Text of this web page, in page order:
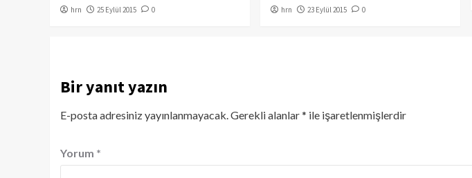
hrn 25 Eylül 2015 0 hrn 23 Eylül 2015 0
Bir yanıt yazın
E-posta adresiniz yayınlanmayacak.Gerekli alanlar* ile işaretlenmişlerdir
Yorum *